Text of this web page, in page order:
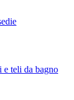
e teli da bagno